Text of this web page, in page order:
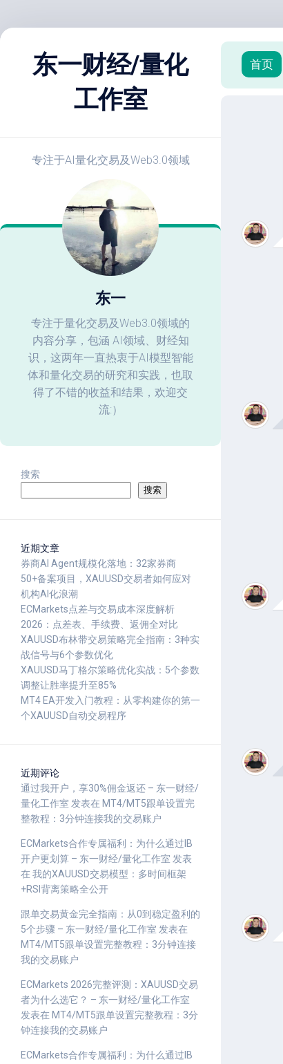
跳
东一财经/量化
工作室
专注于AI量化交易及Web3.0领域
东一
专注于量化交易及Web3.0领域的
内容分享，包涵 AI领域、财经知
识，这两年一直热衷于AI模型智能
体和量化交易的研究和实践，也取
得了不错的收益和结果，欢迎交
流:）
搜索
搜索
近期文章
券商AI Agent规模化落地：32家券商
50+备案项目，XAUUSD交易者如何应对
机构AI化浪潮
ECMarkets点差与交易成本深度解析
2026：点差表、手续费、返佣全对比
XAUUSD布林带交易策略完全指南：3种实
战信号与6个参数优化
XAUUSD马丁格尔策略优化实战：5个参数
调整让胜率提升至85%
MT4 EA开发入门教程：从零构建你的第一
个XAUUSD自动交易程序
近期评论
通过我开户，享30%佣金返还 – 东一财经/
量化工作室 发表在 MT4/MT5跟单设置完
整教程：3分钟连接我的交易账户
ECMarkets合作专属福利：为什么通过IB
开户更划算 – 东一财经/量化工作室 发表
在 我的XAUUSD交易模型：多时间框架
+RSI背离策略全公开
跟单交易黄金完全指南：从0到稳定盈利的
5个步骤 – 东一财经/量化工作室 发表在
MT4/MT5跟单设置完整教程：3分钟连接
我的交易账户
ECMarkets 2026完整评测：XAUUSD交易
者为什么选它？ – 东一财经/量化工作室
发表在 MT4/MT5跟单设置完整教程：3分
钟连接我的交易账户
ECMarkets合作专属福利：为什么通过IB
首页